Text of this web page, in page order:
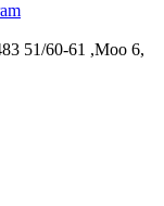
51/60-61 ,Moo 6,